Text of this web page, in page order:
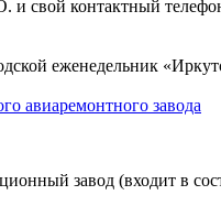
и свой контактный
еженедельник
авиаремонтного завода
завод (входит в